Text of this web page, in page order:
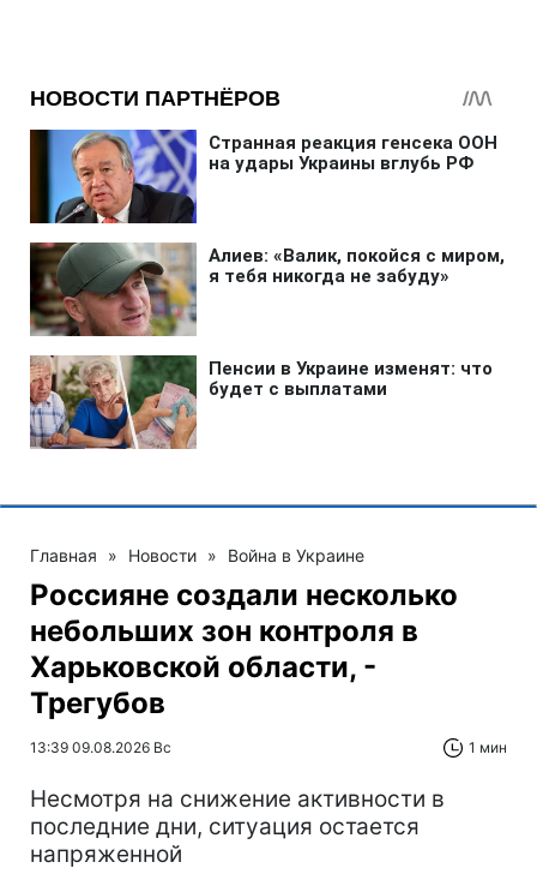
Главная » Новости » Война в Украине
Россияне создали несколько
небольших зон контроля в
Харьковской области, -
Трегубов
13:39 09.08.2026 Вс 1 мин
Несмотря на снижение активности в
последние дни, ситуация остается
напряженной